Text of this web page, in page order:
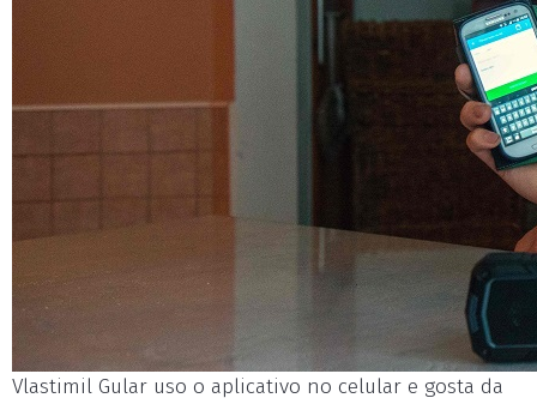
Vlastimil Gular uso o aplicativo no celular e gosta da